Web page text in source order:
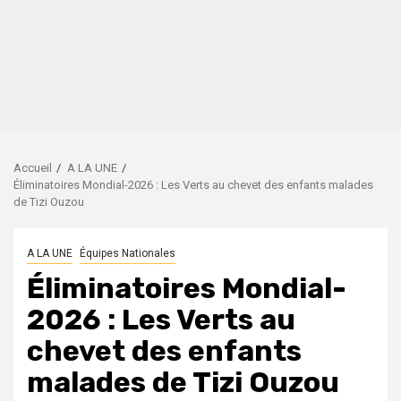
Accueil
A LA UNE
Éliminatoires Mondial-2026 : Les Verts au chevet des enfants malades
de Tizi Ouzou
A LA UNE Équipes Nationales
Éliminatoires Mondial-
2026 : Les Verts au
chevet des enfants
malades de Tizi Ouzou